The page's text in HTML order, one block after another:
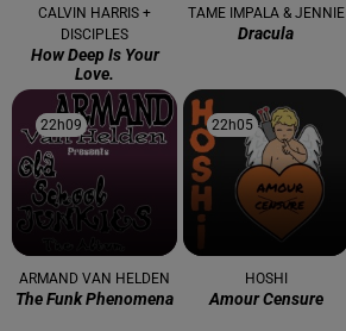
CALVIN HARRIS +
DISCIPLES
How Deep Is Your
Love.
TAME IMPALA & JENNIE
Dracula
22h09
22h09
ARMAND VAN HELDEN
The Funk Phenomena
22h05
22h05
HOSHI
Amour Censure